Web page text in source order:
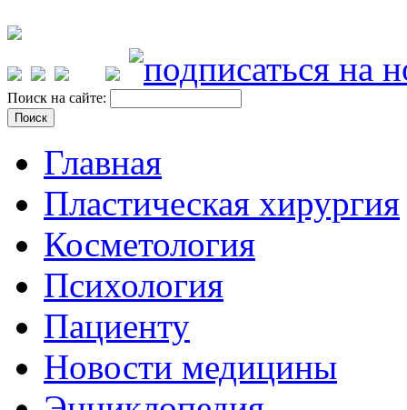
Поиск на сайте:
Главная
Пластическая хирургия
Косметология
Психология
Пациенту
Новости медицины